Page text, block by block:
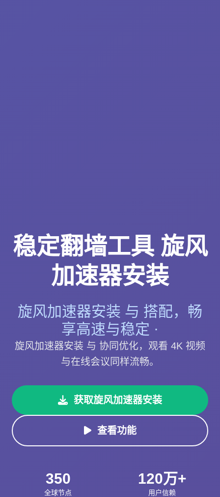
稳定翻墙工具 旋风
加速器安装
旋风加速器安装 与 搭配，畅
享高速与稳定 ·
旋风加速器安装 与 协同优化，观看 4K 视频
与在线会议同样流畅。
获取旋风加速器安装
查看功能
350
全球节点
120万+
用户信赖